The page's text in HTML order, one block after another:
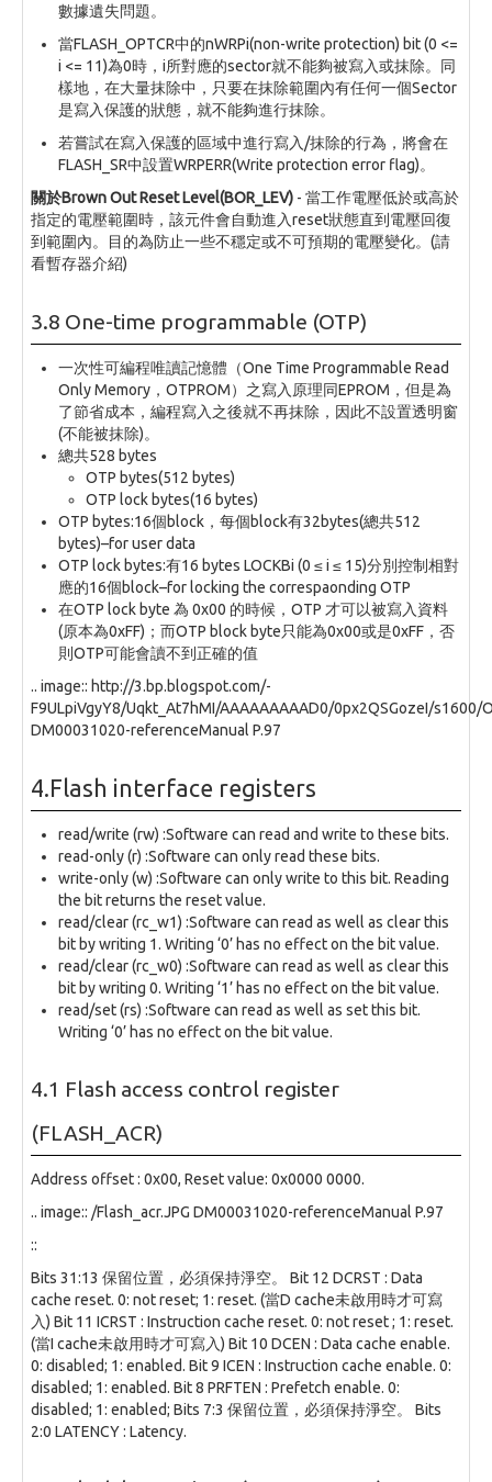
數據遺失問題。
當FLASH_OPTCR中的nWRPi(non-write protection) bit (0 <=
i <= 11)為0時，i所對應的sector就不能夠被寫入或抹除。同
樣地，在大量抹除中，只要在抹除範圍內有任何一個Sector
是寫入保護的狀態，就不能夠進行抹除。
若嘗試在寫入保護的區域中進行寫入/抹除的行為，將會在
FLASH_SR中設置WRPERR(Write protection error flag)。
關於Brown Out Reset Level(BOR_LEV) - 當工作電壓低於或高於
指定的電壓範圍時，該元件會自動進入reset狀態直到電壓回復
到範圍內。目的為防止一些不穩定或不可預期的電壓變化。(請
看暫存器介紹)
3.8 One-time programmable (OTP)
一次性可編程唯讀記憶體（One Time Programmable Read
Only Memory，OTPROM）之寫入原理同EPROM，但是為
了節省成本，編程寫入之後就不再抹除，因此不設置透明窗
(不能被抹除)。
總共528 bytes
OTP bytes(512 bytes)
OTP lock bytes(16 bytes)
OTP bytes:16個block，每個block有32bytes(總共512
bytes)–for user data
OTP lock bytes:有16 bytes LOCKBi (0 ≤ i ≤ 15)分別控制相對
應的16個block–for locking the correspaonding OTP
在OTP lock byte 為 0x00 的時候，OTP 才可以被寫入資料
(原本為0xFF)；而OTP block byte只能為0x00或是0xFF，否
則OTP可能會讀不到正確的值
.. image:: http://3.bp.blogspot.com/-
F9ULpiVgyY8/Uqkt_At7hMI/AAAAAAAAAD0/0px2QSGozeI/s1600/
DM00031020-referenceManual P.97
4.Flash interface registers
read/write (rw) :Software can read and write to these bits.
read-only (r) :Software can only read these bits.
write-only (w) :Software can only write to this bit. Reading
the bit returns the reset value.
read/clear (rc_w1) :Software can read as well as clear this
bit by writing 1. Writing ‘0’ has no effect on the bit value.
read/clear (rc_w0) :Software can read as well as clear this
bit by writing 0. Writing ‘1’ has no effect on the bit value.
read/set (rs) :Software can read as well as set this bit.
Writing ‘0’ has no effect on the bit value.
4.1 Flash access control register
(FLASH_ACR)
Address offset : 0x00, Reset value: 0x0000 0000.
.. image:: /Flash_acr.JPG DM00031020-referenceManual P.97
::
Bits 31:13 保留位置，必須保持淨空。 Bit 12 DCRST : Data
cache reset. 0: not reset; 1: reset. (當D cache未啟用時才可寫
入) Bit 11 ICRST : Instruction cache reset. 0: not reset ; 1: reset.
(當I cache未啟用時才可寫入) Bit 10 DCEN : Data cache enable.
0: disabled; 1: enabled. Bit 9 ICEN : Instruction cache enable. 0:
disabled; 1: enabled. Bit 8 PRFTEN : Prefetch enable. 0:
disabled; 1: enabled; Bits 7:3 保留位置，必須保持淨空。 Bits
2:0 LATENCY : Latency.